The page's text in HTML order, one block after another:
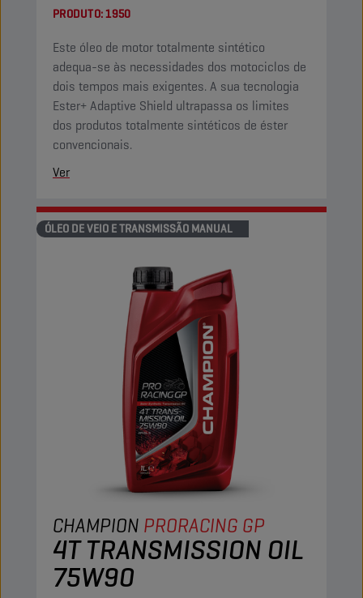
PRODUTO:1950
Este óleo de motor totalmente sintético
adequa-se às necessidades dos motociclos de
dois tempos mais exigentes. A sua tecnologia
Ester+ Adaptive Shield ultrapassa os limites
dos produtos totalmente sintéticos de éster
convencionais.
Ver
ÓLEO DE VEIO E TRANSMISSÃO MANUAL
CHAMPION PRORACING GP
4T TRANSMISSION OIL
75W90